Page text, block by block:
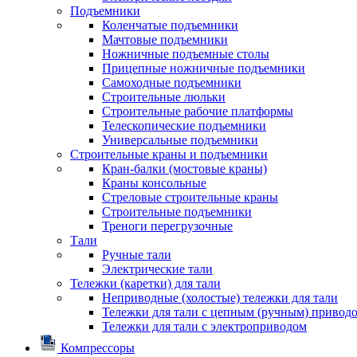
Подъемники
Коленчатые подъемники
Мачтовые подъемники
Ножничные подъемные столы
Прицепные ножничные подъемники
Самоходные подъемники
Строительные люльки
Строительные рабочие платформы
Телескопические подъемники
Универсальные подъемники
Строительные краны и подъемники
Кран-балки (мостовые краны)
Краны консольные
Стреловые строительные краны
Строительные подъемники
Треноги перегрузочные
Тали
Ручные тали
Электрические тали
Тележки (каретки) для тали
Неприводные (холостые) тележки для тали
Тележки для тали с цепным (ручным)
Тележки для тали с электроприводом
Компрессоры